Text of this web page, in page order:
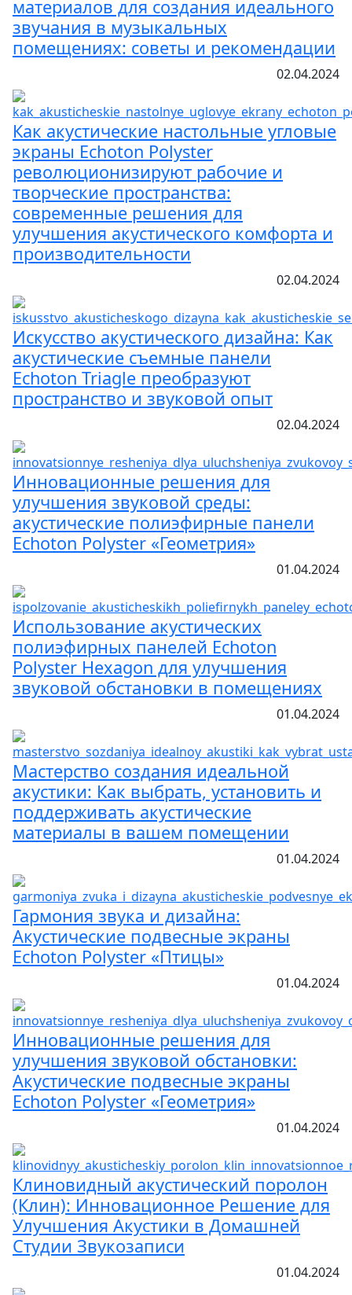
материалов для создания идеального
звучания в музыкальных
помещениях: советы и рекомендации
02.04.2024
Как акустические настольные угловые
экраны Echoton Polyster
революционизируют рабочие и
творческие пространства:
современные решения для
улучшения акустического комфорта и
производительности
02.04.2024
Искусство акустического дизайна: Как
акустические съемные панели
Echoton Triagle преобразуют
пространство и звуковой опыт
02.04.2024
Инновационные решения для
улучшения звуковой среды:
акустические полиэфирные панели
Echoton Polyster «Геометрия»
01.04.2024
Использование акустических
полиэфирных панелей Echoton
Polyster Hexagon для улучшения
звуковой обстановки в помещениях
01.04.2024
Мастерство создания идеальной
акустики: Как выбрать, установить и
поддерживать акустические
материалы в вашем помещении
01.04.2024
Гармония звука и дизайна:
Акустические подвесные экраны
Echoton Polyster «Птицы»
01.04.2024
Инновационные решения для
улучшения звуковой обстановки:
Акустические подвесные экраны
Echoton Polyster «Геометрия»
01.04.2024
Клиновидный акустический поролон
(Клин): Инновационное Решение для
Улучшения Акустики в Домашней
Студии Звукозаписи
01.04.2024